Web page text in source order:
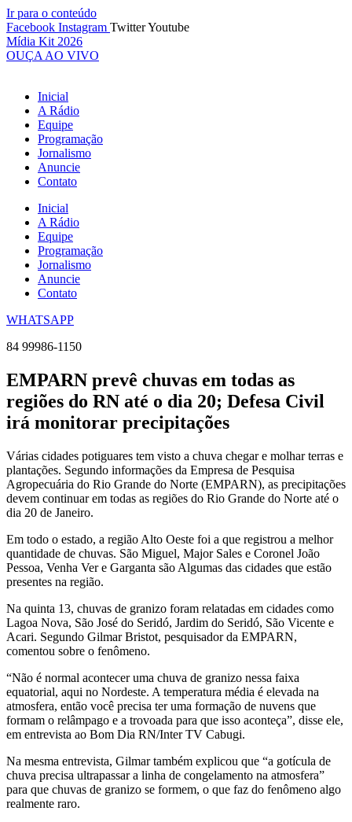
Ir para o conteúdo
Facebook Instagram TwitterYoutube
Mídia Kit 2026
OUÇA AO VIVO
Inicial
A Rádio
Equipe
Programação
Jornalismo
Anuncie
Contato
Inicial
A Rádio
Equipe
Programação
Jornalismo
Anuncie
Contato
WHATSAPP
84 99986-1150
EMPARN prevê chuvas em todas as
regiões do RN até o dia 20; Defesa Civil
irá monitorar precipitações
Várias cidades potiguares tem visto a chuva chegar e molhar terras e
plantações. Segundo informações da Empresa de Pesquisa
Agropecuária do Rio Grande do Norte (EMPARN), as precipitações
devem continuar em todas as regiões do Rio Grande do Norte até o
dia 20 de Janeiro.
Em todo o estado, a região Alto Oeste foi a que registrou a melhor
quantidade de chuvas. São Miguel, Major Sales e Coronel João
Pessoa, Venha Ver e Garganta são Algumas das cidades que estão
presentes na região.
Na quinta 13, chuvas de granizo foram relatadas em cidades como
Lagoa Nova, São José do Seridó, Jardim do Seridó, São Vicente e
Acari. Segundo Gilmar Bristot, pesquisador da EMPARN,
comentou sobre o fenômeno.
“Não é normal acontecer uma chuva de granizo nessa faixa
equatorial, aqui no Nordeste. A temperatura média é elevada na
atmosfera, então você precisa ter uma formação de nuvens que
formam o relâmpago e a trovoada para que isso aconteça”, disse ele,
em entrevista ao Bom Dia RN/Inter TV Cabugi.
Na mesma entrevista, Gilmar também explicou que “a gotícula de
chuva precisa ultrapassar a linha de congelamento na atmosfera”
para que chuvas de granizo se formem, o que faz do fenômeno algo
realmente raro.